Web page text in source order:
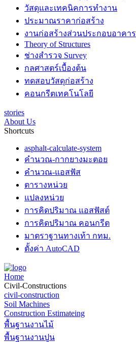
วัสดุและเทคนิคการทำงาน
ประมาณราคาก่อสร้าง
งานก่อสร้างส่วนประกอบอาคาร
Theory of Structures
ช่างสำรวจ Survey
กลศาสตร์เบื้องต้น
ทดสอบวัสดุก่อสร้าง
คอนกรีตเทคโนโลยี
stories
About Us
Shortcuts
asphalt-calculate-system
คำนวณ-กากยางมะตอย
คำนวณ-แอสฟัส
ตารางหน่วย
แปลงหน่วย
การคิดปริมาณ แอสฟัสต์
การคิดปริมาณ คอนกรีต
มาตราฐานทางเท้า กทม.
ตั้งค่า AutoCAD
Home
Civil-Constructions
civil-construction
Soil Machines
Construction Estimateing
พื้นฐานงานไม้
พื้นฐานงานปูน